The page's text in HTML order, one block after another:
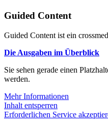
Guided Content
Guided Content ist ein
Die Ausgaben im Überblick
Sie sehen gerade einen
werden.
Mehr Informationen
Inhalt entsperren
Erforderlichen Service